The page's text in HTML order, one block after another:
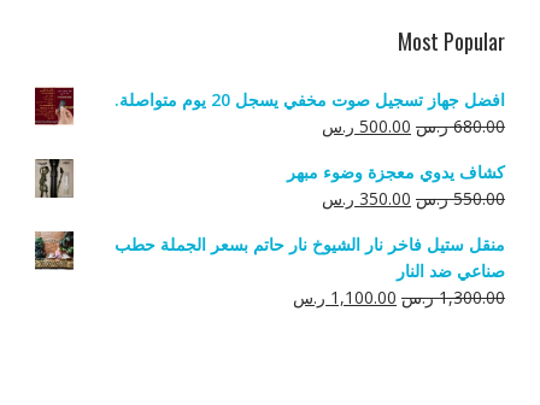
Most Popular
افضل جهاز تسجيل صوت مخفي يسجل 20 يوم متواصلة.
680.00 ر.س السعر
هو:
680.00 ر.س.
500.00 ر.سالسعر
هو:
500.00 ر.س.
كشاف يدوي معجزة وضوء مبهر
550.00 ر.س السعر
هو:
550.00 ر.س.
350.00 ر.سالسعر
هو:
منقل ستيل فاخر نار الشيوخ نار حاتم بسعر الجملة حطب
صناعي ضد النار
1,300.00 ر.س السعر
1,100.00 ر.سالسعر